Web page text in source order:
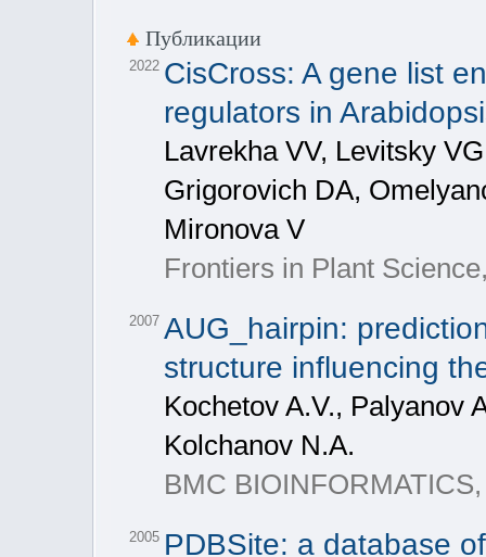
Публикации
2022 CisCross: A gene list
regulators in
Lavrekha VV, Levitsky
Grigorovich DA,
Mironova V
Frontiers in Plant
2007 AUG_hairpin:
structure influencing
Kochetov A.V., Palyanov
Kolchanov N.A.
BMC
2005 PDBSite: a database